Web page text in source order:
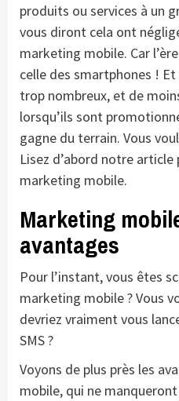
produits ou services à un
vous diront cela ont
marketing mobile. Car
celle des smartphones !
trop nombreux, et de
lorsqu’ils sont
gagne du terrain. Vous
Lisez d’abord notre
marketing mobile.
Marketing
avantages
Pour l’instant, vous êtes
marketing mobile ? Vous
devriez vraiment vous
SMS ?
Voyons de plus près les
mobile, qui ne